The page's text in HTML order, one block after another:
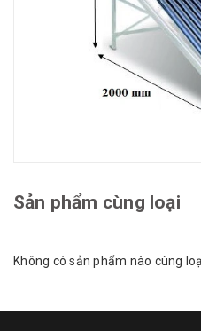
Sản phẩm cùng loại
Không có sản phẩm nào cùng